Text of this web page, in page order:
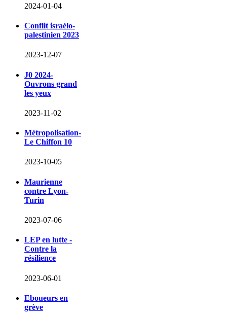
2024-01-04
Conflit israélo-
palestinien 2023
2023-12-07
J0 2024-
Ouvrons grand
les yeux
2023-11-02
Métropolisation-
Le Chiffon 10
2023-10-05
Maurienne
contre Lyon-
Turin
2023-07-06
LEP en lutte -
Contre la
résilience
2023-06-01
Eboueurs en
grève